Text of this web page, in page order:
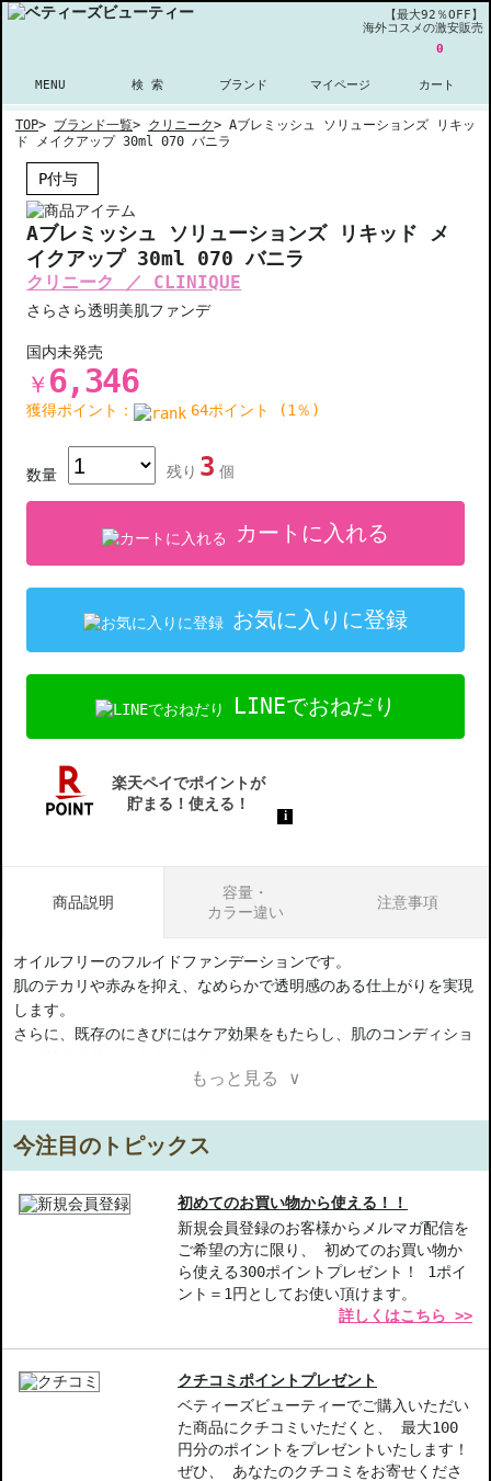
【最大92％OFF】
海外コスメの激安販売
MENU 検 索 ブランド マイページ
0
カート
TOP> ブランド一覧> クリニーク> Aブレミッシュ ソリューションズ リキッ
ド メイクアップ 30ml 070 バニラ
P付与
Aブレミッシュ ソリューションズ リキッド メ
イクアップ 30ml 070 バニラ
クリニーク ／ CLINIQUE
さらさら透明美肌ファンデ
国内未発売
￥ 6,346
獲得ポイント： 64ポイント (1％)
数量 残り 3 個
カートに入れる
お気に入りに登録
LINEでおねだり
商品説明
容量・
カラー違い
注意事項
オイルフリーのフルイドファンデーションです。
肌のテカリや赤みを抑え、なめらかで透明感のある仕上がりを実現
します。
さらに、既存のにきびにはケア効果をもたらし、肌のコンディショ
◇こちらの商品は代引きでの発送ができかねます。代引きでご注文
いただいた場合は、コンビニ後払いに変更をさせて頂きます。コン
承ください。
◇こちらの商品は、ヤマト運輸、佐川急便もしくは日本郵便で発送
をさせて頂きます。配送便のご指定はできません。
◇お届け日・お時間帯指定は承っておりません。
◇配送伝票の依頼主名、納品書に弊社以外の物流センター社名が記
◇上記注意書き記載がある商品の合計金額が16666円以上の場合、
別途手数料が発生する場合があります。予めご了承ください。
◇1件のご注文でも倉庫が異なる場合や配送用箱の関係で荷物を分割
して配送する場合がございます。予めご了承ください。また、明細
書は分割してそれぞれの荷物に同梱されますが手数料等の変更はご
ざいませんのでご安心ください。
もっと見る ∨
今注目のトピックス
初めてのお買い物から使える！！
新規会員登録のお客様からメルマガ配信を
ご希望の方に限り、 初めてのお買い物か
ら使える300ポイントプレゼント！ 1ポイ
ント＝1円としてお使い頂けます。
詳しくはこちら >>
クチコミポイントプレゼント
ベティーズビューティーでご購入いただい
た商品にクチコミいただくと、 最大100
円分のポイントをプレゼントいたします！
ぜひ、 あなたのクチコミをお寄せくださ